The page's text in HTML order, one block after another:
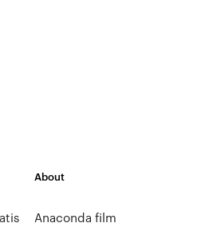
About
Anaconda film